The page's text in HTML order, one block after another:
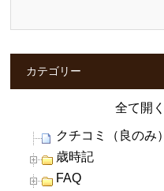
カテゴリー
全て開く
クチコミ（良のみ）
歳時記
FAQ